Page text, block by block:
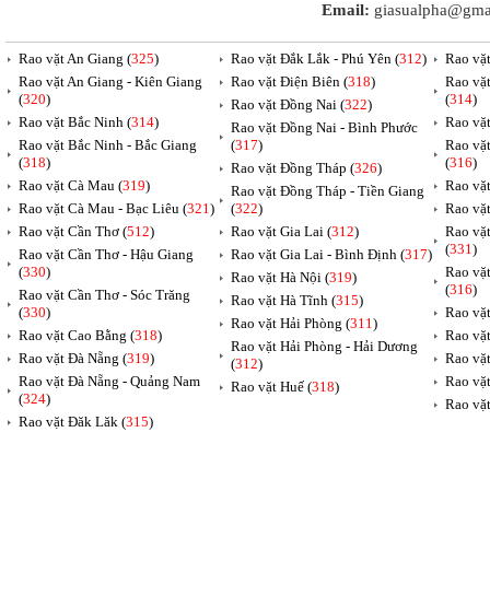
Email:
Rao vặt An Giang (325)
Rao vặt An Giang - Kiên Giang
(320)
Rao vặt Bắc Ninh (314)
Rao vặt Bắc Ninh - Bắc Giang
(318)
Rao vặt Cà Mau (319)
Rao vặt Cà Mau - Bạc Liêu (321)
Rao vặt Cần Thơ (512)
Rao vặt Cần Thơ - Hậu Giang
(330)
Rao vặt Cần Thơ - Sóc Trăng
(330)
Rao vặt Cao Bằng (318)
Rao vặt Đà Nẵng (319)
Rao vặt Đà Nẵng - Quảng Nam
(324)
Rao vặt Đăk Lăk (315)
Rao vặt Đắk Lắk - Phú Yên (312)
Rao vặt Điện Biên (318)
Rao vặt Đồng Nai (322)
Rao vặt Đồng Nai - Bình Phước
(317)
Rao vặt Đồng Tháp (326)
Rao vặt Đồng Tháp - Tiền Giang
(322)
Rao vặt Gia Lai (312)
Rao vặt Gia Lai - Bình Định (317)
Rao vặt Hà Nội (319)
Rao vặt Hà Tĩnh (315)
Rao vặt Hải Phòng (311)
Rao vặt Hải Phòng - Hải Dương
(312)
Rao vặt Huế (318)
Rao
Rao
(314)
Rao
Rao
(316)
Rao
Rao
Rao
(331)
Rao
(316)
Rao
Rao
Rao
Rao
Rao